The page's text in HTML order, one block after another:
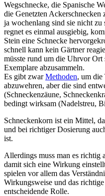
Wegschnecke, die Spanische
die Genetzten Ackerschnecken
ja wochenlang sind sie nicht zu
regnet es einmal ausgiebig,
Stein eine Schnecke
schnell kann kein Gärtner
müsste rund um die Uhrvor Ort
Exemplare abzusammeln.
Es gibt zwarMethoden, um die
abzuwehren, aber die sind
(Schneckenzäune,
bedingt wirksam (Nadelstreu,
Schneckenkorn ist ein Mittel,
und bei richtiger Dosierung
ist.
Allerdings muss man es richtig
damit sich eine Wirkung
spielen vor allem das
Wirkungsweise und das
entscheidende Rolle.